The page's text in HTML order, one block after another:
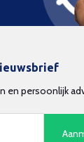
en persoonlijk